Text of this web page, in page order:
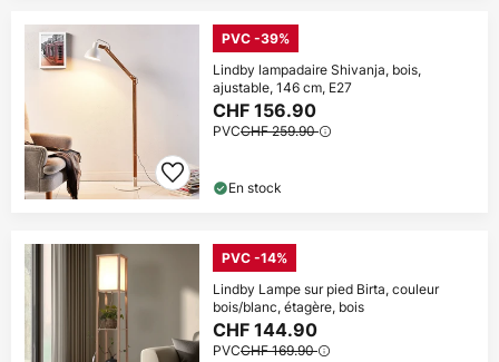
PVC -39%
Lindby lampadaire Shivanja, bois,
ajustable, 146 cm, E27
CHF 156.90
PVCCHF 259.90
En stock
PVC -14%
Lindby Lampe sur pied Birta, couleur
bois/blanc, étagère, bois
CHF 144.90
PVCCHF 169.90